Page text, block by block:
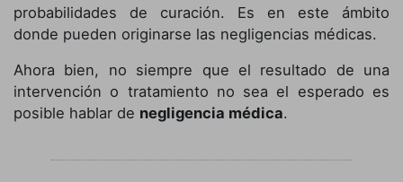
probabilidades de curación. Es en este ámbito
donde pueden originarse las negligencias médicas.
Ahora bien, no siempre que el resultado de una
intervención o tratamiento no sea el esperado es
posible hablar de negligencia médica.